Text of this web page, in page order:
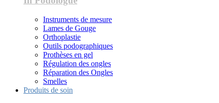
Instruments de mesure
Lames de Gouge
Orthoplastie
Outils podographiques
Prothèses en gel
Régulation des ongles
Réparation des Ongles
Smelles
Produits de soin